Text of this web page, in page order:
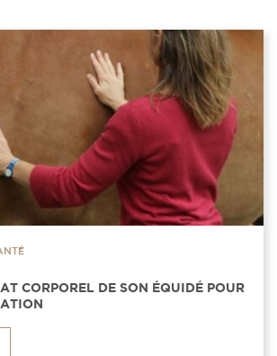
CORPOREL DE SON ÉQUIDÉ POUR